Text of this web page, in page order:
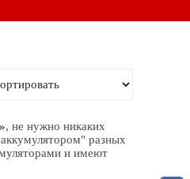
, не нужно никаких
разных
и имеют